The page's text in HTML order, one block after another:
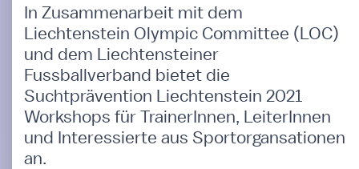
In Zusammenarbeit mit dem
Liechtenstein Olympic Committee (LOC)
und dem Liechtensteiner
Fussballverband bietet die
Suchtprävention Liechtenstein 2021
Workshops für TrainerInnen, LeiterInnen
und Interessierte aus Sportorgansationen
an.